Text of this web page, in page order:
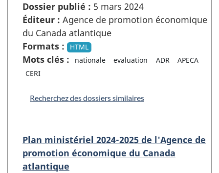
Dossier publié : 5 mars 2024
Éditeur : Agence de promotion économique
du Canada atlantique
Formats :
HTML
Mots clés : nationale evaluation ADR
APECA
CERI
Recherchez des dossiers similaires
Plan ministériel 2024-2025 de l'Agence de
promotion économique du Canada
atlantique